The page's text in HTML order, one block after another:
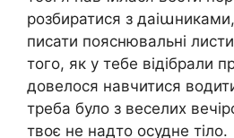
розбиратися з
писати пояснювальні
того, як у тебе відібрали
довелося навчитися
треба було з веселих
твоє не надто осудне тіло.